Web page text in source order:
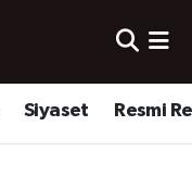
Siyaset Resmi